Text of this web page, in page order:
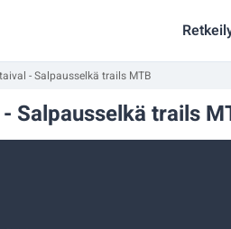
- Salpausselkä trails MTB
Salpausselkä trails